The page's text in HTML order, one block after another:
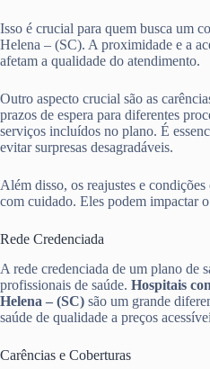
Isso é crucial para quem busca um
Helena – (SC). A proximidade e a
afetam a qualidade do atendimento.
Outro aspecto crucial são as
prazos de espera para diferentes
serviços incluídos no plano. É
evitar surpresas desagradáveis.
Além disso, os reajustes e
com cuidado. Eles podem impactar
Rede Credenciada
A rede credenciada de um plano de
profissionais de saúde. Hospitais
Helena – (SC) são um grande
saúde de qualidade a preços
Carências e Coberturas